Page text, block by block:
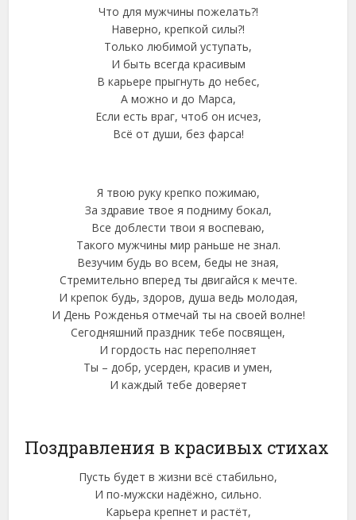
Что для мужчины пожелать?!
Наверно, крепкой силы?!
Только любимой уступать,
И быть всегда красивым
В карьере прыгнуть до небес,
А можно и до Марса,
Если есть враг, чтоб он исчез,
Всё от души, без фарса!
Я твою руку крепко пожимаю,
За здравие твое я подниму бокал,
Все доблести твои я воспеваю,
Такого мужчины мир раньше не знал.
Везучим будь во всем, беды не зная,
Стремительно вперед ты двигайся к мечте.
И крепок будь, здоров, душа ведь молодая,
И День Рожденья отмечай ты на своей волне!
Сегодняшний праздник тебе посвящен,
И гордость нас переполняет
Ты – добр, усерден, красив и умен,
И каждый тебе доверяет
Поздравления в красивых стихах
Пусть будет в жизни всё стабильно,
И по-мужски надёжно, сильно.
Карьера крепнет и растёт,